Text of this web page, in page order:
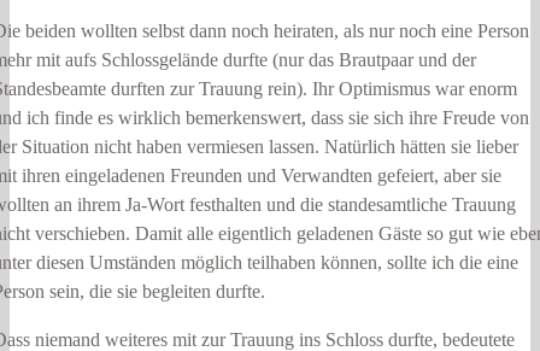
beiden wollten selbst dann noch heiraten, als nur noch eine Person
mit aufs Schlossgelände durfte (nur das Brautpaar und der
durften zur Trauung rein). Ihr Optimismus war enorm
ich finde es wirklich bemerkenswert, dass sie sich ihre Freude von
Situation nicht haben vermiesen lassen. Natürlich hätten sie lieber
ihren eingeladenen Freunden und Verwandten gefeiert, aber sie
an ihrem Ja-Wort festhalten und die standesamtliche Trauung
verschieben. Damit alle eigentlich geladenen Gäste so gut wie
diesen Umständen möglich teilhaben können, sollte ich die eine
sein, die sie begleiten durfte.
niemand weiteres mit zur Trauung ins Schloss durfte, bedeutete